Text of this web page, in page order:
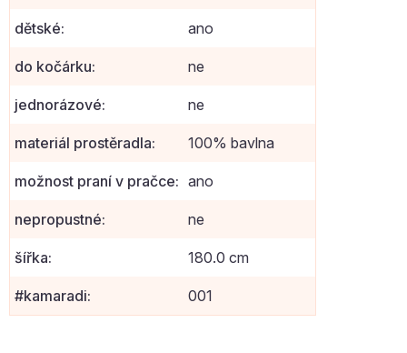
dětské: ano
do kočárku: ne
jednorázové: ne
materiál prostěradla: 100% bavlna
možnost praní v pračce: ano
nepropustné: ne
šířka: 180.0 cm
#kamaradi: 001